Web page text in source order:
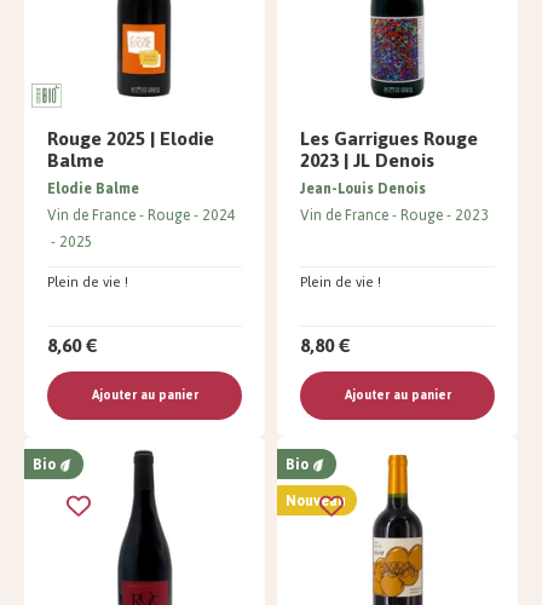
Rouge 2025 | Elodie
Balme
Plein de vie !
Elodie Balme
Vin de France Rouge 2024
2025
8,60 €
Ajouter au panier
Les Garrigues Rouge
2023 | JL Denois
Plein de vie !
Jean-Louis Denois
Vin de France Rouge 2023
8,80 €
Ajouter au panier
Bio
Bio
Nouveau